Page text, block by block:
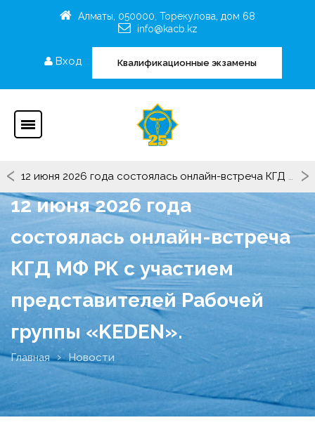
Алматы, 050000, Торекулова, дом 68
info@kacb.kz
Вход Квалификационные экзамены
12 июня 2026 года состоялась онлайн-встреча КГД МФ РК с участием представителей Рабочей группы «KEDEN».
‹ ›
12 июня 2026 года
состоялась онлайн-встреча
КГД МФ РК с участием
представителей Рабочей
группы «KEDEN».
Главная Новости